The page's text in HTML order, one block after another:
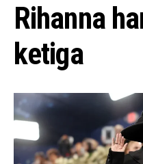
Rihanna
ketiga